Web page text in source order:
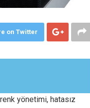
on Twitter
yönetimi, hatasız